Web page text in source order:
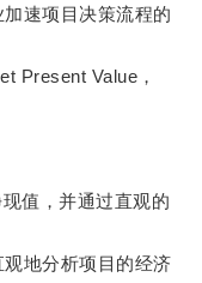
速项目决策流程的
Present Value，
值，并通过直观的
地分析项目的经济